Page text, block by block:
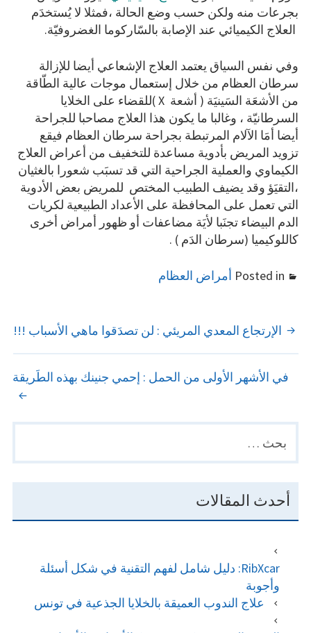
بجرعات منه ولكن حسب وضع الحالة ،فمثلا لا يُستخدَم
العلاج الكيميائي عند الإصابة بالسّاركوما الغضروفيّة.
وفي نفس السياق يعتمد العلاج الإشعاعي أيضا للإزالة
سرطان العظام من خلال إستعمال موجات عالية الطّاقة
من الأشعَة السَينيَة ( أشعة X )للقضاء على الخلايا
السرطانيّة ، وغالبا ما يكون هذا العلاج مصاحبا للجراحة
أيضا أمَا الآلام المرتبطة بجراحة سرطان العظام فيقع
تزويد المريض بأدوية مساعدة للتخفيف من أعراض العلاج
الكيماوي والعملية الجراحية التي قد تسبَب شعورا بالغثيان
،التقيَؤ وقد يضيف الطبيب المختص للمريض بعض الأدوية
التي تعمل على المحافظة على الأعداد الطبيعية لكريات
الدم البيضاء تجنَبا لأيَة مضاعفات أو ظهور أمراض أخرى
كاللوكيميا (سرطان الدَم ) .
Posted in أمراض العظام
POST
NAVIGATION
الإرتجاع المعدي المريئي : لن تصدَقوا ماهي الأسباب !!!
في الأشهر الأولى من الحمل : إحمي جنينك بهذه الطَريقة
SIDEBAR
البحث
عن:
أحدث المقالات
RibXcar: دليل شامل لفهم التقنية في شكل أسئلة
وأجوبة
علاج الندوب العميقة بالخلايا الجذعية في تونس